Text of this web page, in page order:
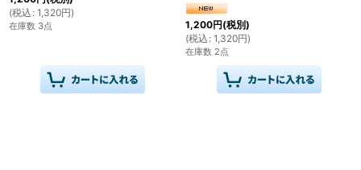
(税込 : 1,320円)
在庫数 3点 1,200円(税別)
(税込 : 1,320円)
在庫数 2点